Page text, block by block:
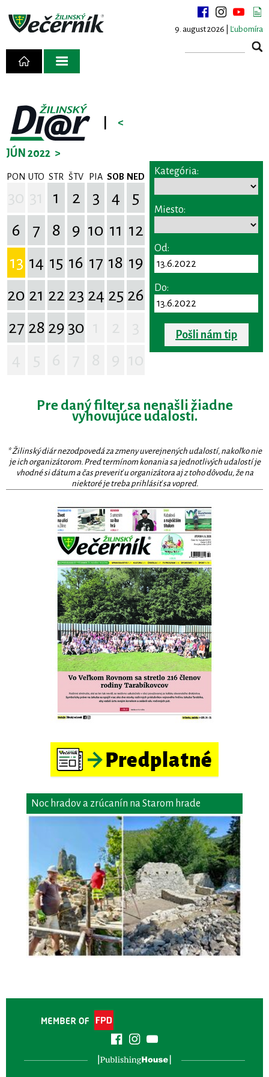
9. august 2026 | Ľubomíra
<
JÚN 2022 >
PON UTO STR ŠTV PIA SOB NED
1 2 3 4
5
6
7 8 9 10 11 12
13 14 15 16 17 18 19
20 21 22 23 24 25 26
27 28 29 30
Kategória:
Miesto:
Od:
Do:
Pošli nám tip
Pre daný filter sa nenašli žiadne
vyhovujúce udalosti.
* Žilinský diár nezodpovedá za zmeny uverejnených udalostí, nakoľko nie
je ich organizátorom. Pred termínom konania sa jednotlivých udalostí je
vhodné si dátum a čas preveriť u organizátora aj z toho dôvodu, že na
niektoré je treba prihlásiť sa vopred.
Noc hradov a zrúcanín na Starom hrade